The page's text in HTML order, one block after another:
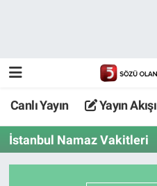
Canlı Yayın Yayın Akışı
İstanbul Namaz Vakitleri
TV 5 Ekranı ve Arşiv